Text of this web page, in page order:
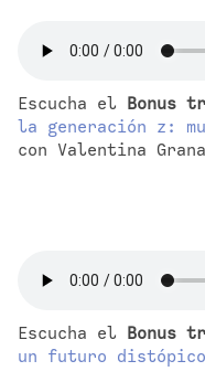
Escucha el Bonus
la generación z:
con Valentina
Escucha el Bonus
un futuro distópico